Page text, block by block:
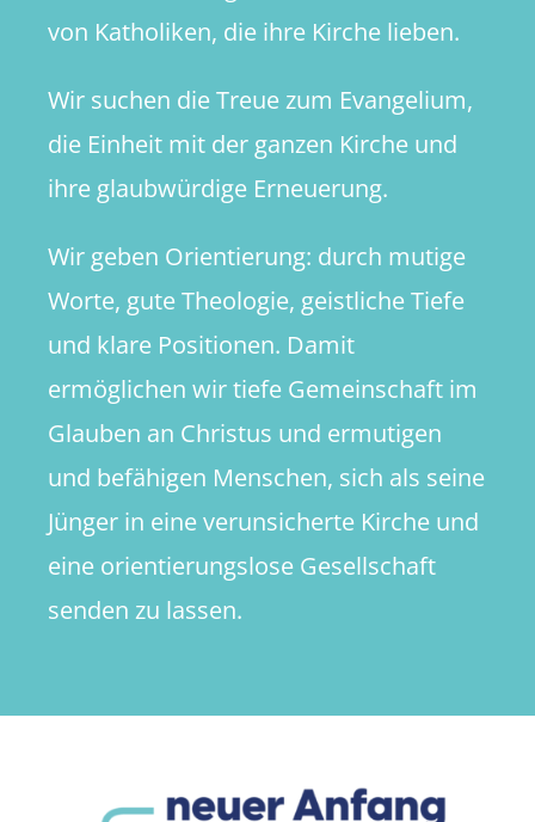
von Katholiken, die ihre Kirche lieben.
Wir suchen die Treue zum Evangelium,
die Einheit mit der ganzen Kirche und
ihre glaubwürdige Erneuerung.
Wir geben Orientierung: durch mutige
Worte, gute Theologie, geistliche Tiefe
und klare Positionen. Damit
ermöglichen wir tiefe Gemeinschaft im
Glauben an Christus und ermutigen
und befähigen Menschen, sich als seine
Jünger in eine verunsicherte Kirche und
eine orientierungslose Gesellschaft
senden zu lassen.